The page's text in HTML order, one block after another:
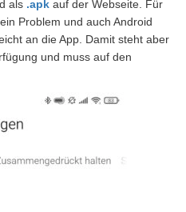
als .apk auf der Webseite. Für
Problem und auch Android
an die App. Damit steht aber
und muss auf den